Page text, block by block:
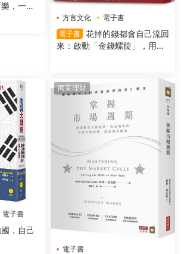
，一字
方言文化
電子書
電子書 花掉的錢都會自己流回
來：啟動「金錢螺旋」，用錢
電子書
，自己
商業理財
電子書